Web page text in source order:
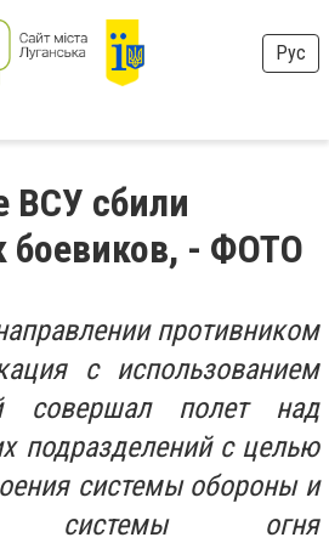
Рус
ВСУ сбили
боевиков, - ФОТО
противником
с использованием
совершал полет над
подразделений с целью
системы обороны и
системы огня